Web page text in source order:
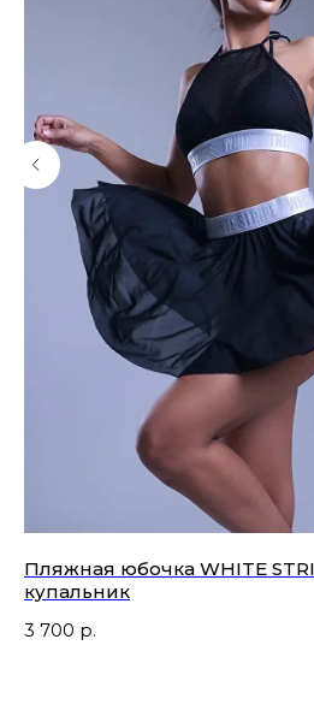
Пляжная юбочка WHITE
купальник
3 700 р.